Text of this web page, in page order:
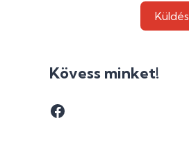
Küldés
Kövess minket!
Facebook